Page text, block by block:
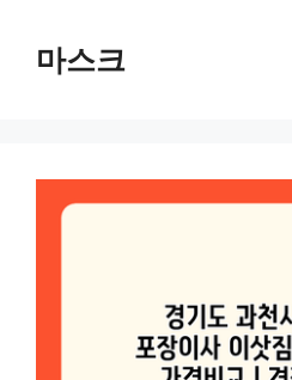
마스크